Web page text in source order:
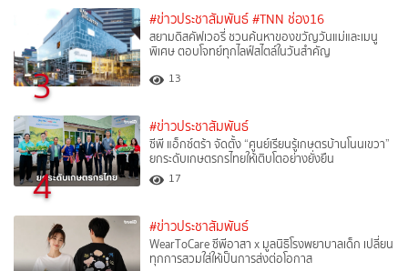
3
#ข่าวประชาสัมพันธ์ #TNN ช่อง16
สยามดิสคัฟเวอรี่ ชวนค้นหาของขวัญวันแม่และเมนู
พิเศษ ตอบโจทย์ทุกไลฟ์สไตล์ในวันสำคัญ
13
4
#ข่าวประชาสัมพันธ์
ซีพี แอ็กซ์ตร้า จัดตั้ง “ศูนย์เรียนรู้เกษตรบ้านโนนเขวา”
ยกระดับเกษตรกรไทยให้เติบโตอย่างยั่งยืน
17
#ข่าวประชาสัมพันธ์
WearToCare ซีพีอาสา x มูลนิธิโรงพยาบาลเด็ก เปลี่ยน
ทุกการสวมใส่ให้เป็นการส่งต่อโอกาส